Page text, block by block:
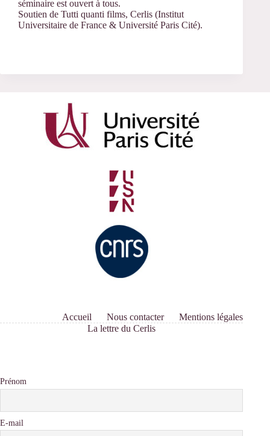
séminaire est ouvert à tous.
Soutien de Tutti quanti films, Cerlis (Institut
Universitaire de France & Université Paris Cité).
Accueil Nous contacter
Mentions légales
La lettre du Cerlis
Prénom
E-mail